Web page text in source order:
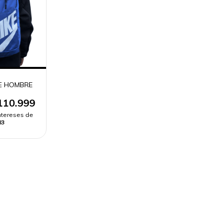
HOMBRE
de